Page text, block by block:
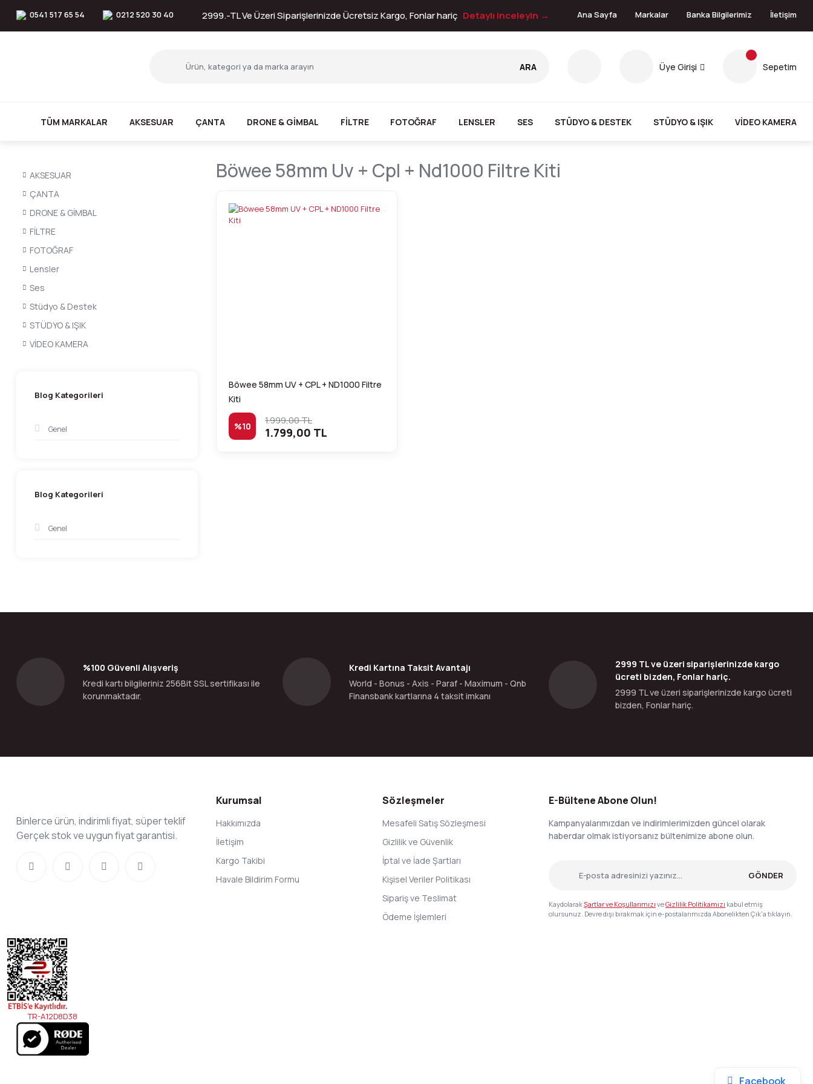
0541 517 65 54 0212 520 30 40 2999.-TL Ve Üzeri Siparişlerinizde Ücretsiz Kargo, Fonlar hariç Detaylı inceleyin → Ana Sayfa Markalar Banka Bilgilerimiz İletişim
ARA Üye Girişi Sepetim
TÜM MARKALAR AKSESUAR ÇANTA DRONE & GİMBAL FİLTRE FOTOĞRAF LENSLER SES STÜDYO & DESTEK STÜDYO & IŞIK VİDEO KAMERA
AKSESUAR
ÇANTA
DRONE & GİMBAL
FİLTRE
FOTOĞRAF
Lensler
Ses
Stüdyo & Destek
STÜDYO & IŞIK
VİDEO KAMERA
Blog Kategorileri
Genel
Blog Kategorileri
Genel
Böwee 58mm Uv + Cpl + Nd1000 Filtre Kiti
Böwee 58mm UV + CPL + ND1000 Filtre
Kiti
%10 1.999,00 TL
1.799,00 TL
%100 Güvenli Alışveriş
Kredi kartı bilgileriniz 256Bit SSL sertifikası ile
korunmaktadır.
Kredi Kartına Taksit Avantajı
World - Bonus - Axis - Paraf - Maximum - Qnb
Finansbank kartlarına 4 taksit imkanı
2999 TL ve üzeri siparişlerinizde kargo
ücreti bizden, Fonlar hariç.
2999 TL ve üzeri siparişlerinizde kargo ücreti
bizden, Fonlar hariç.
Binlerce ürün, indirimli fiyat, süper teklif
Gerçek stok ve uygun fiyat garantisi.
Kurumsal
Hakkımızda
İletişim
Kargo Takibi
Havale Bildirim Formu
Sözleşmeler
Mesafeli Satış Sözleşmesi
Gizlilik ve Güvenlik
İptal ve İade Şartları
Kişisel Veriler Politikası
Sipariş ve Teslimat
Ödeme İşlemleri
E-Bültene Abone Olun!
Kampanyalarımızdan ve indirimlerimizden güncel olarak
haberdar olmak istiyorsanız bültenimize abone olun.
GÖNDER
KaydolarakŞartlar ve Koşullarımızı veGizlilik Politikamızı kabul etmiş
olursunuz. Devre dışı bırakmak için e-postalarımızda Abonelikten Çık'a tıklayın.
TR-A12D8D38
Facebook